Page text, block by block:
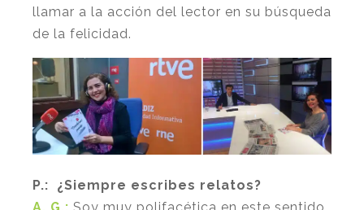
llamar a la acción del lector en su búsqueda
de la felicidad.
P.: ¿Siempre escribes relatos?